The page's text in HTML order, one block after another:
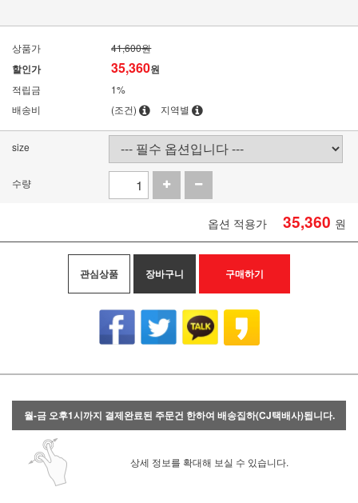
상품가 41,600원
할인가 35,360원
적립금
1%
배송비
(조건) 지역별
size
수량
옵션 적용가 35,360 원
관심상품 장바구니 구매하기
월-금 오후1시까지 결제완료된 주문건 한하여 배송집하(CJ택배사)됩니다.
상세 정보를 확대해 보실 수 있습니다.